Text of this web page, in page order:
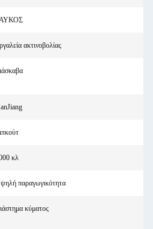
ακτινοβολίας
κλ
παραγωγικότητα
κύματος